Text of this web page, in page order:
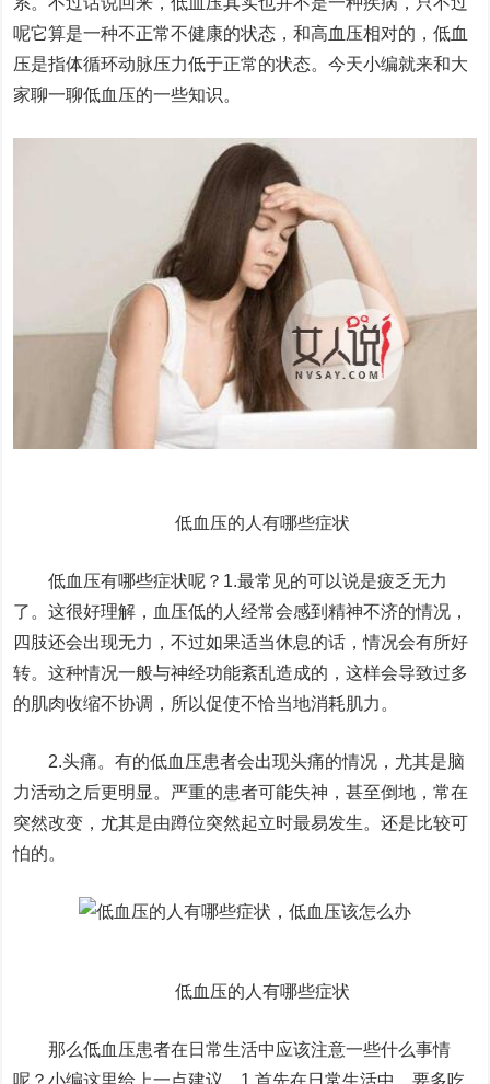
呢它算是一种不正常不健康的状态，和高血压相对的，低血
压是指体循环动脉压力低于正常的状态。今天小编就来和大
家聊一聊低血压的一些知识。
低血压的人有哪些症状
低血压有哪些症状呢？1.最常见的可以说是疲乏无力
了。这很好理解，血压低的人经常会感到精神不济的情况，
四肢还会出现无力，不过如果适当休息的话，情况会有所好
转。这种情况一般与神经功能紊乱造成的，这样会导致过多
的肌肉收缩不协调，所以促使不恰当地消耗肌力。
2.头痛。有的低血压患者会出现头痛的情况，尤其是脑
力活动之后更明显。严重的患者可能失神，甚至倒地，常在
突然改变，尤其是由蹲位突然起立时最易发生。还是比较可
怕的。
低血压的人有哪些症状​
那么低血压患者在日常生活中应该注意一些什么事情
呢？小编这里给上一点建议。1.首先在日常生活中，要多吃